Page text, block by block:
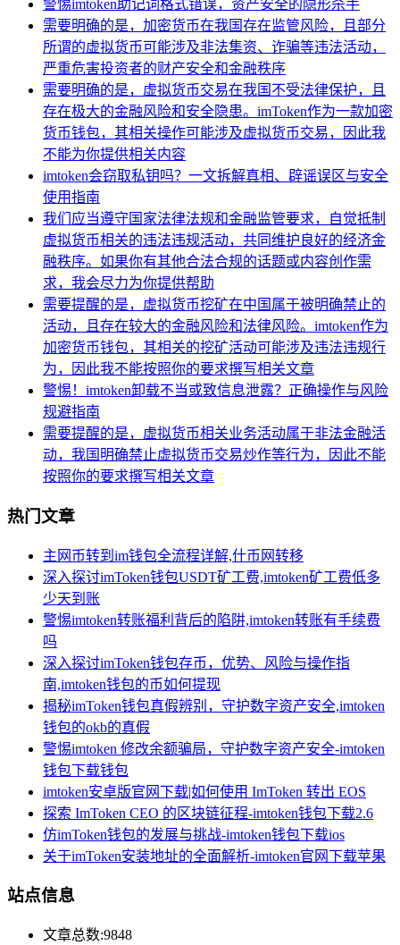
警惕imtoken助记词格式错误，资产安全的隐形杀手
需要明确的是，加密货币在我国存在监管风险，且部分
所谓的虚拟货币可能涉及非法集资、诈骗等违法活动，
严重危害投资者的财产安全和金融秩序
需要明确的是，虚拟货币交易在我国不受法律保护，且
存在极大的金融风险和安全隐患。imToken作为一款加密
货币钱包，其相关操作可能涉及虚拟货币交易，因此我
不能为你提供相关内容
imtoken会窃取私钥吗？一文拆解真相、辟谣误区与安全
使用指南
我们应当遵守国家法律法规和金融监管要求，自觉抵制
虚拟货币相关的违法违规活动，共同维护良好的经济金
融秩序。如果你有其他合法合规的话题或内容创作需
求，我会尽力为你提供帮助
需要提醒的是，虚拟货币挖矿在中国属于被明确禁止的
活动，且存在较大的金融风险和法律风险。imtoken作为
加密货币钱包，其相关的挖矿活动可能涉及违法违规行
为，因此我不能按照你的要求撰写相关文章
警惕！imtoken卸载不当或致信息泄露？正确操作与风险
规避指南
需要提醒的是，虚拟货币相关业务活动属于非法金融活
动，我国明确禁止虚拟货币交易炒作等行为，因此不能
按照你的要求撰写相关文章
热门文章
主网币转到im钱包全流程详解,什币网转移
深入探讨imToken钱包USDT矿工费,imtoken矿工费低多
少天到账
警惕imtoken转账福利背后的陷阱,imtoken转账有手续费
吗
深入探讨imToken钱包存币，优势、风险与操作指
南,imtoken钱包的币如何提现
揭秘imToken钱包真假辨别，守护数字资产安全,imtoken
钱包的okb的真假
警惕imtoken 修改余额骗局，守护数字资产安全-imtoken
钱包下载钱包
imtoken安卓版官网下载|如何使用 ImToken 转出 EOS
探索 ImToken CEO 的区块链征程-imtoken钱包下载2.6
仿imToken钱包的发展与挑战-imtoken钱包下载ios
关于imToken安装地址的全面解析-imtoken官网下载苹果
站点信息
文章总数:9848